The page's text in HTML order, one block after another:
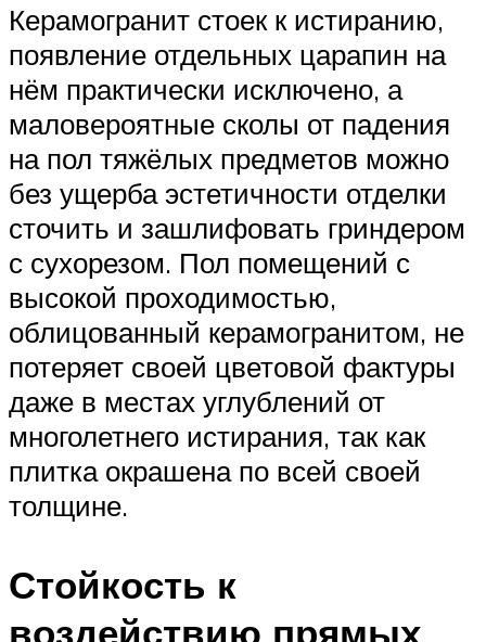
Керамогранит стоек к истиранию,
появление отдельных царапин на
нём практически исключено, а
маловероятные сколы от падения
на пол тяжёлых предметов можно
без ущерба эстетичности отделки
сточить и зашлифовать гриндером
с сухорезом. Пол помещений с
высокой проходимостью,
облицованный керамогранитом, не
потеряет своей цветовой фактуры
даже в местах углублений от
многолетнего истирания, так как
плитка окрашена по всей своей
толщине.
Стойкость к
воздействию прямых